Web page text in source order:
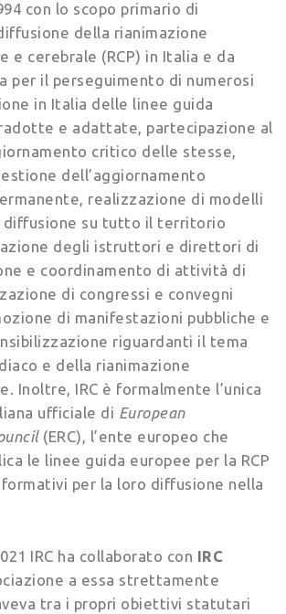
con lo scopo primario di
della rianimazione
e cerebrale (RCP) in Italia e da
per il perseguimento di numerosi
in Italia delle linee guida
e adattate, partecipazione al
critico delle stesse,
dell’aggiornamento
realizzazione di modelli
diffusione su tutto il territorio
degli istruttori e direttori di
e coordinamento di attività di
di congressi e convegni
di manifestazioni pubbliche e
riguardanti il tema
e della rianimazione
Inoltre, IRC è formalmente l’unica
ufficiale di European
(ERC), l’ente europeo che
le linee guida europee per la RCP
per la loro diffusione nella
IRC ha collaborato con IRC
a essa strettamente
tra i propri obiettivi statutari